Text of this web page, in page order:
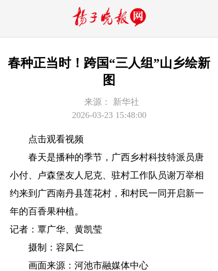
春种正当时！跨国“三人组”山乡绘新
图
来源：
新华社
2026-03-23 15:48:00
点击观看视频
春天是播种的季节，广西乡村科技特派员唐
小付、卢森堡友人尼克、驻村工作队员谢万举相
约来到广西南丹县莲花村，和村民一同开启新一
年的百香果种植。
记者：覃广华、黄凯莹
摄制：容凤仁
画面来源：河池市融媒体中心